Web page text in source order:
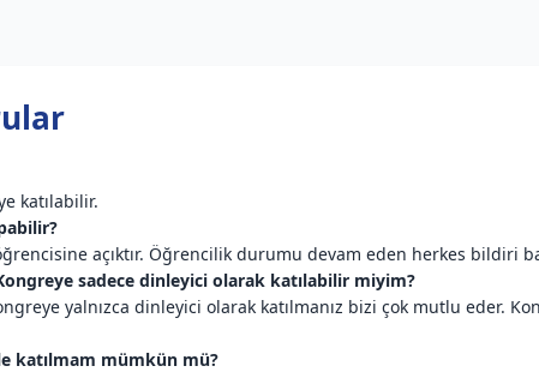
katılabilir.
açıktır. Öğrencilik durumu devam eden herkes bildiri
sadece dinleyici olarak katılabilir miyim?
yalnızca dinleyici olarak katılmanız bizi çok mutlu eder.
katılmam mümkün mü?